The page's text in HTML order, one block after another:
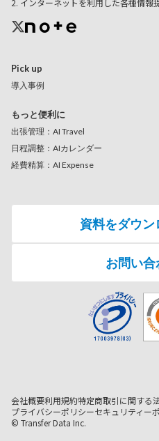
2. インターネットを利用した各種情報
Pick up
導入事例
もっと便利に
出張管理：AI Travel
日程調整：AIカレンダー
経費精算：AI Expense
資料をダウン
お問い
会社概要利用規約特定商取引に関する
プライバシーポリシーセキュリティー
© Transfer Data Inc.